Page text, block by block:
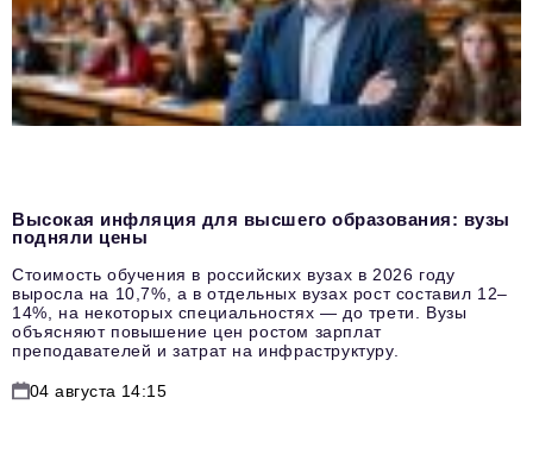
Высокая инфляция для высшего образования: вузы
подняли цены
Стоимость обучения в российских вузах в 2026 году
выросла на 10,7%, а в отдельных вузах рост составил 12–
14%, на некоторых специальностях — до трети. Вузы
объясняют повышение цен ростом зарплат
преподавателей и затрат на инфраструктуру.
04 августа 14:15